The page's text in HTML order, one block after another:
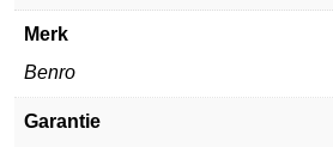
Merk
Benro
Garantie